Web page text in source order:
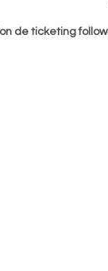
de ticketing